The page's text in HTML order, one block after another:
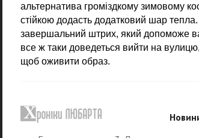
альтернатива громіздкому зимовому
стійкою додасть додатковий шар
завершальний штрих, який допоможе
все ж таки доведеться вийти на
щоб оживити образ.